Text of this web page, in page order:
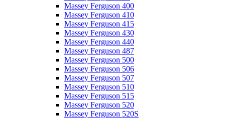
Massey Ferguson 400
Massey Ferguson 410
Massey Ferguson 415
Massey Ferguson 430
Massey Ferguson 440
Massey Ferguson 487
Massey Ferguson 500
Massey Ferguson 506
Massey Ferguson 507
Massey Ferguson 510
Massey Ferguson 515
Massey Ferguson 520
Massey Ferguson 520S